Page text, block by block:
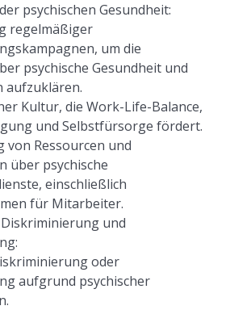
psychischen Gesundheit:
regelmäßiger
um die
psychische Gesundheit und
aufzuklären.
Kultur, die Work-Life-Balance,
und Selbstfürsorge fördert.
von Ressourcen und
über psychische
einschließlich
für Mitarbeiter.
und
oder
aufgrund psychischer